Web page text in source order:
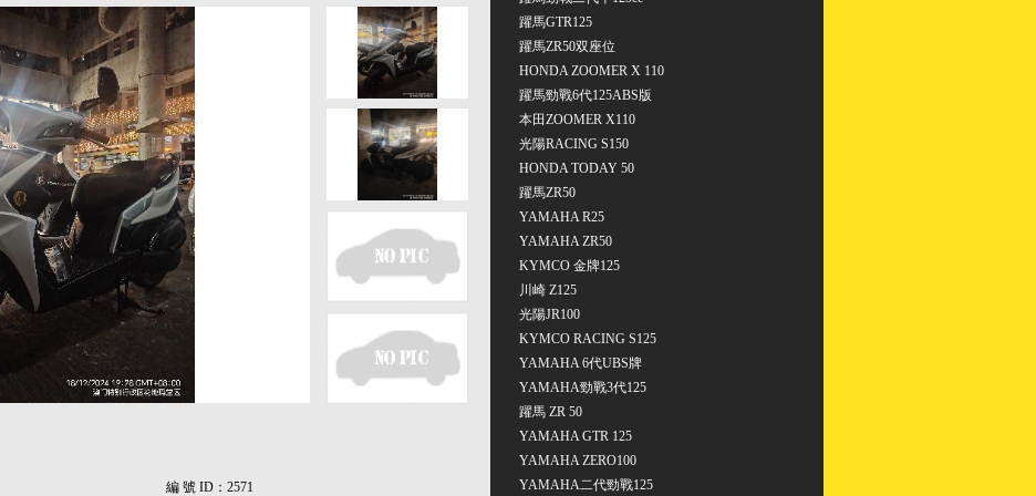
編 號 ID： 2571
躍馬GTR125
躍馬ZR50双座位
HONDA ZOOMER X 110
躍馬勁戰6代125ABS版
本田ZOOMER X110
光陽RACING S150
HONDA TODAY 50
躍馬ZR50
YAMAHA R25
YAMAHA ZR50
KYMCO 金牌125
川崎 Z125
光陽JR100
KYMCO RACING S125
YAMAHA 6代UBS牌
YAMAHA勁戰3代125
躍馬 ZR 50
YAMAHA GTR 125
YAMAHA ZERO100
YAMAHA二代勁戰125